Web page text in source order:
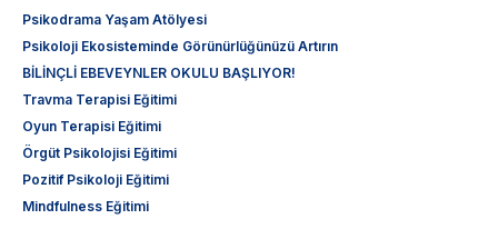
Psikodrama Yaşam Atölyesi
Psikoloji Ekosisteminde Görünürlüğünüzü Artırın
BİLİNÇLİ EBEVEYNLER OKULU BAŞLIYOR!
Travma Terapisi Eğitimi
Oyun Terapisi Eğitimi
Örgüt Psikolojisi Eğitimi
Pozitif Psikoloji Eğitimi
Mindfulness Eğitimi